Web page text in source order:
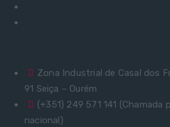
Zona Industrial de Casal dos
91 Seiça – Ourém
(+351) 249 571 141 (Chamada
nacional)